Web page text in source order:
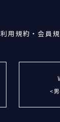
利用規約・会員
<